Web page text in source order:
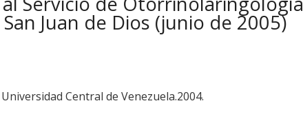
Juan de Dios (junio de 2005)
Central de Venezuela.2004.